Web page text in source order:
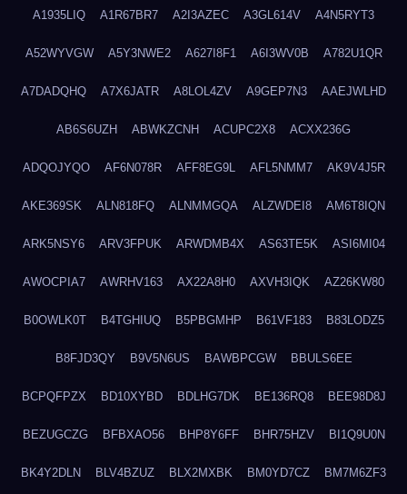
A1935LIQ A1R67BR7 A2I3AZEC A3GL614V A4N5RYT3
A52WYVGW A5Y3NWE2 A627I8F1 A6I3WV0B A782U1QR
A7DADQHQ A7X6JATR A8LOL4ZV A9GEP7N3 AAEJWLHD
AB6S6UZH ABWKZCNH ACUPC2X8 ACXX236G
ADQOJYQO AF6N078R AFF8EG9L AFL5NMM7 AK9V4J5R
AKE369SK ALN818FQ ALNMMGQA ALZWDEI8 AM6T8IQN
ARK5NSY6 ARV3FPUK ARWDMB4X AS63TE5K ASI6MI04
AWOCPIA7 AWRHV163 AX22A8H0 AXVH3IQK AZ26KW80
B0OWLK0T B4TGHIUQ B5PBGMHP B61VF183 B83LODZ5
B8FJD3QY B9V5N6US BAWBPCGW BBULS6EE
BCPQFPZX BD10XYBD BDLHG7DK BE136RQ8 BEE98D8J
BEZUGCZG BFBXAO56 BHP8Y6FF BHR75HZV BI1Q9U0N
BK4Y2DLN BLV4BZUZ BLX2MXBK BM0YD7CZ BM7M6ZF3